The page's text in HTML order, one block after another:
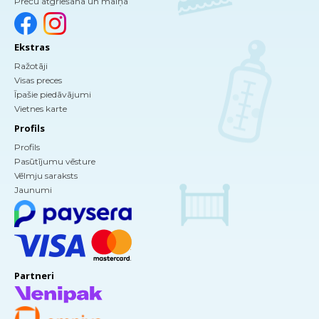
Ekstras
Ražotāji
Visas preces
Īpašie piedāvājumi
Vietnes karte
Profils
Profils
Pasūtījumu vēsture
Vēlmju saraksts
Jaunumi
Partneri